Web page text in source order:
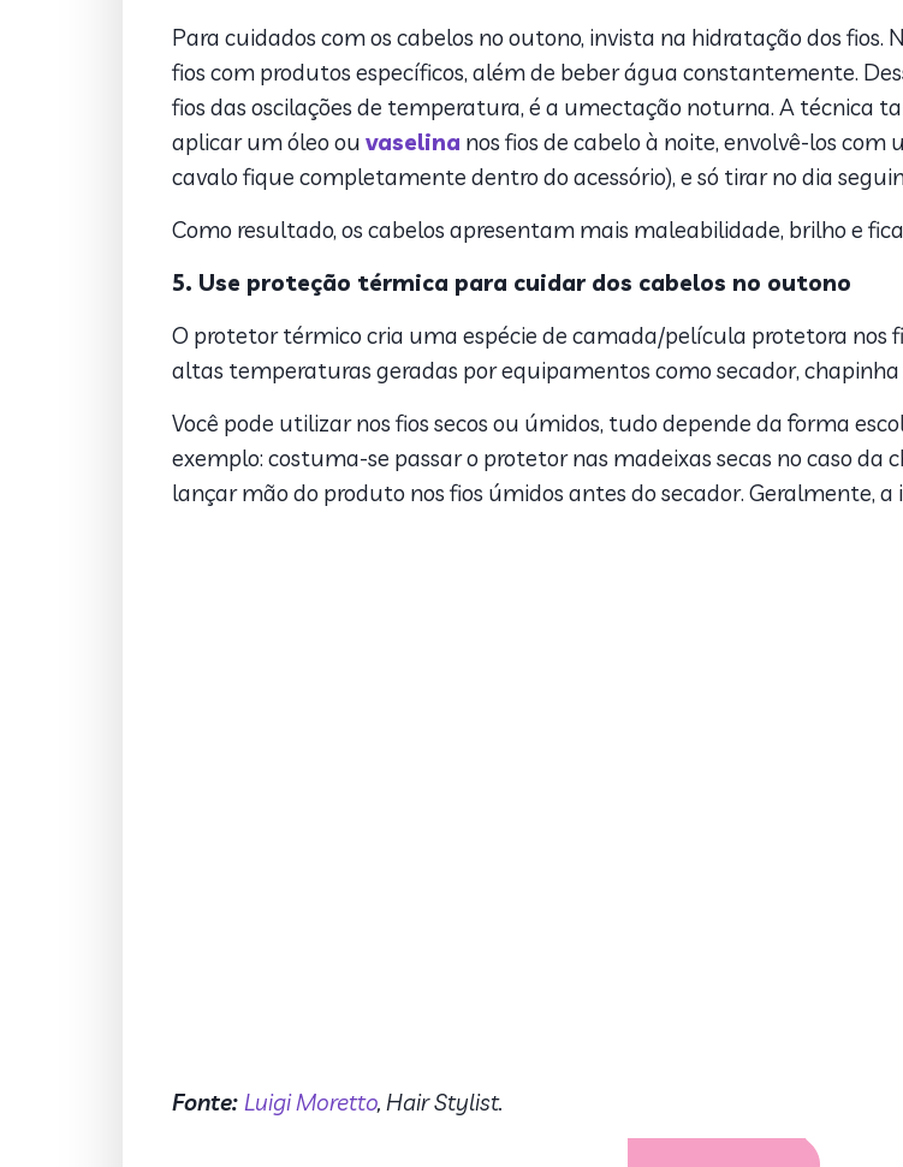
Para cuidados com os cabelos no outono, invista na hidratação dos
fios com produtos específicos, além de beber água constantemente.
fios das oscilações de temperatura, é a umectação noturna. A técnica
aplicar um óleo ou vaselina nos fios de cabelo à noite, envolvê-los
cavalo fique completamente dentro do acessório), e só tirar no dia
Como resultado, os cabelos apresentam mais maleabilidade, brilho e
5. Use proteção térmica para cuidar dos cabelos no outono
O protetor térmico cria uma espécie de camada/película protetora nos
altas temperaturas geradas por equipamentos como secador, chapinha
Você pode utilizar nos fios secos ou úmidos, tudo depende da forma
exemplo: costuma-se passar o protetor nas madeixas secas no caso da
lançar mão do produto nos fios úmidos antes do secador. Geralmente,
Fonte: Luigi Moretto, Hair Stylist.